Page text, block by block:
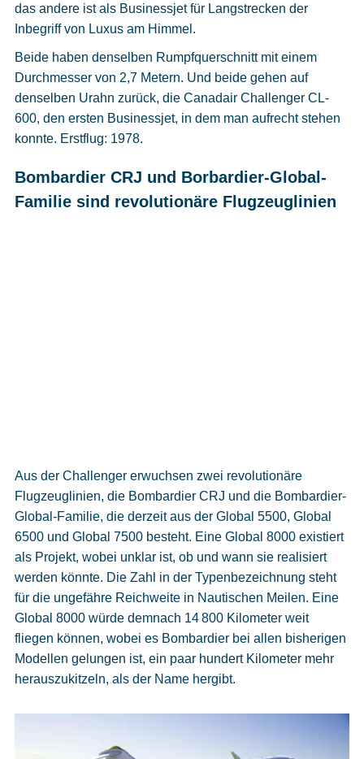
das andere ist als Businessjet für Langstrecken der
Inbegriff von Luxus am Himmel.
Beide haben denselben Rumpfquerschnitt mit einem
Durchmesser von 2,7 Metern. Und beide gehen auf
denselben Urahn zurück, die Canadair Challenger CL-
600, den ersten Businessjet, in dem man aufrecht stehen
konnte. Erstflug: 1978.
Bombardier CRJ und Borbardier-Global-
Familie sind revolutionäre Flugzeuglinien
Aus der Challenger erwuchsen zwei revolutionäre
Flugzeuglinien, die Bombardier CRJ und die Bombardier-
Global-Familie, die derzeit aus der Global 5500, Global
6500 und Global 7500 besteht. Eine Global 8000 existiert
als Projekt, wobei unklar ist, ob und wann sie realisiert
werden könnte. Die Zahl in der Typenbezeichnung steht
für die ungefähre Reichweite in Nautischen Meilen. Eine
Global 8000 würde demnach 14 800 Kilometer weit
fliegen können, wobei es Bombardier bei allen bisherigen
Modellen gelungen ist, ein paar hundert Kilometer mehr
herauszukitzeln, als der Name hergibt.